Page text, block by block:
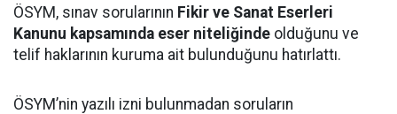
ÖSYM, sınav sorularının Fikir ve Sanat Eserleri
Kanunu kapsamında eser niteliğinde olduğunu ve
telif haklarının kuruma ait bulunduğunu hatırlattı.
ÖSYM’nin yazılı izni bulunmadan soruların